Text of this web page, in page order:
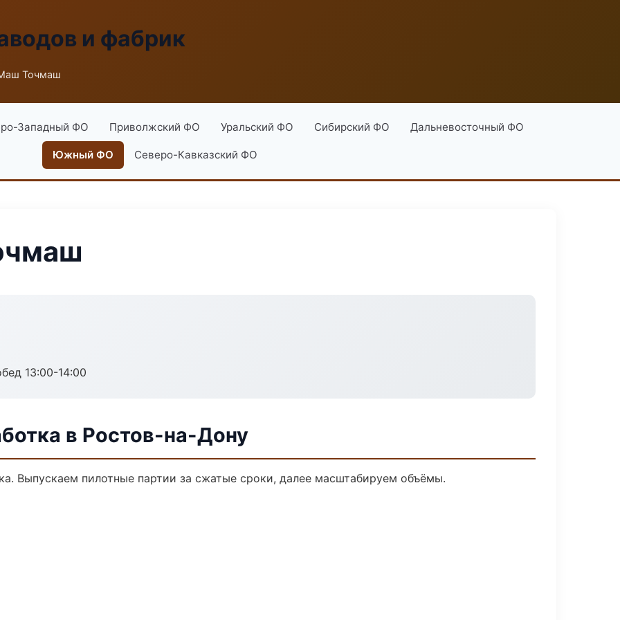
и фабрик
Точмаш
Западный ФО Приволжский ФО Уральский ФО Сибирский ФО Дальневосточный ФО
Южный ФО Северо-Кавказский ФО
13:00-14:00
в Ростов-на-Дону
Выпускаем пилотные партии за сжатые сроки, далее масштабируем объёмы.